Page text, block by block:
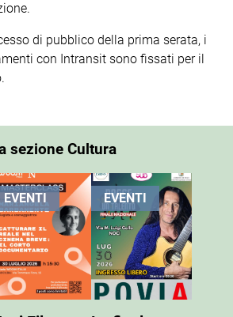
di pubblico della prima serata, i
con Intransit sono fissati per il
sezione Cultura
EVENTI EVENTI